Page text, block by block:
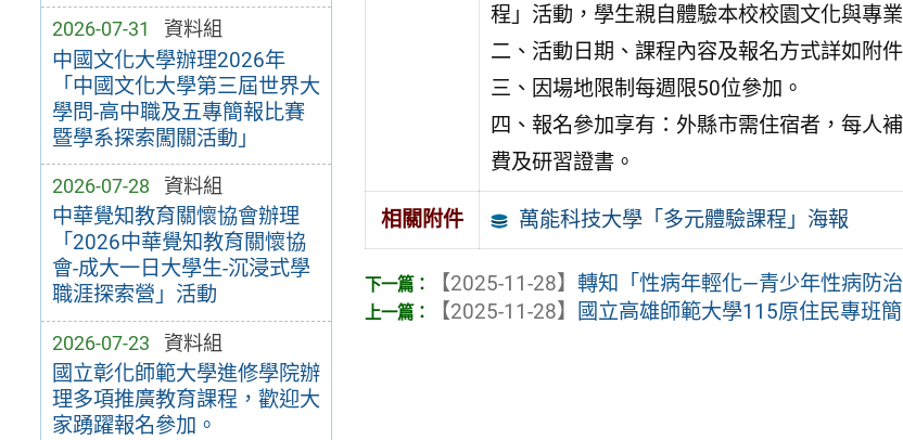
2026-07-31 資料組
中國文化大學辦理2026年
「中國文化大學第三屆世界大
學問-高中職及五專簡報比賽
暨學系探索闖關活動」
2026-07-28 資料組
中華覺知教育關懷協會辦理
「2026中華覺知教育關懷協
會-成大一日大學生-沉浸式學
職涯探索營」活動
2026-07-23 資料組
國立彰化師範大學進修學院辦
理多項推廣教育課程，歡迎大
家踴躍報名參加。
程」活動，學生親自體驗本校校園文化與專
二、活動日期、課程內容及報名方式詳如附件
三、因場地限制每週限50位參加。
四、報名參加享有：外縣市需住宿者，每人
費及研習證書。
相關附件 萬能科技大學「多元體驗課程」海報
【2025-11-28】轉知「性病年輕化—青少年性病防
【2025-11-28】
國立高雄師範大學115原住民專班